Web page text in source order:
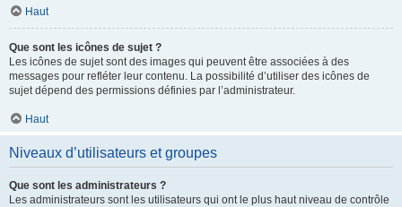
Haut
Que sont les icônes de sujet ?
Les icônes de sujet sont des images qui peuvent être associées à des
messages pour refléter leur contenu. La possibilité d’utiliser des icônes de
sujet dépend des permissions définies par l’administrateur.
Haut
Niveaux d’utilisateurs et groupes
Que sont les administrateurs ?
Les administrateurs sont les utilisateurs qui ont le plus haut niveau de contrôle